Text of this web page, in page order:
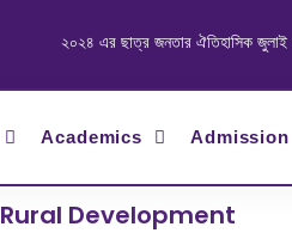
২০২৪ এর ছাত্র জনতার ঐতিহাসিক জুলাই
Academics Admission
Development